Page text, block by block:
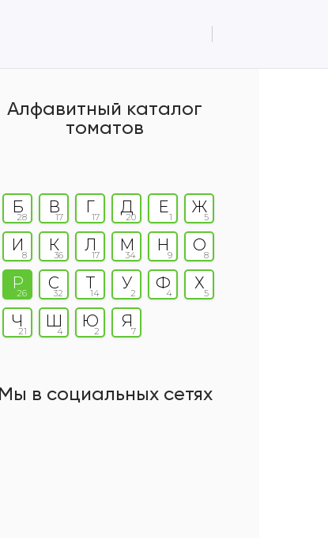
Алфавитный каталог
томатов
Б
28
В
17
Г
17
Д
20
Е
1
Ж
5
И
8
К
36
Л
17
М
34
Н
9
О
8
Р
26
С
32
Т
14
У
2
Ф
4
Х
5
Ч
21
Ш
4
Ю
2
Я
7
Мы в социальных сетях